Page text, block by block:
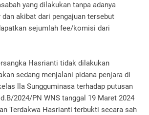
yang dilakukan tanpa adanya
dan akibat dari pengajuan tersebut
sejumlah fee/komisi dari
Hasrianti tidak dilakukan
sedang menjalani pidana penjara di
lla Sungguminasa terhadap putusan
2024/PN WNS tanggal 19 Maret 2024
Terdakwa Hasrianti terbukti secara sah